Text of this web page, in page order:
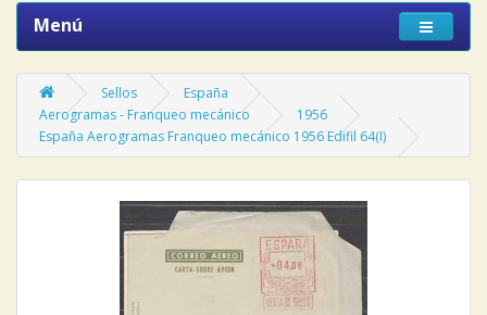
Menú
Sellos
España
Aerogramas - Franqueo mecánico
1956
España Aerogramas Franqueo mecánico 1956 Edifil 64(I)